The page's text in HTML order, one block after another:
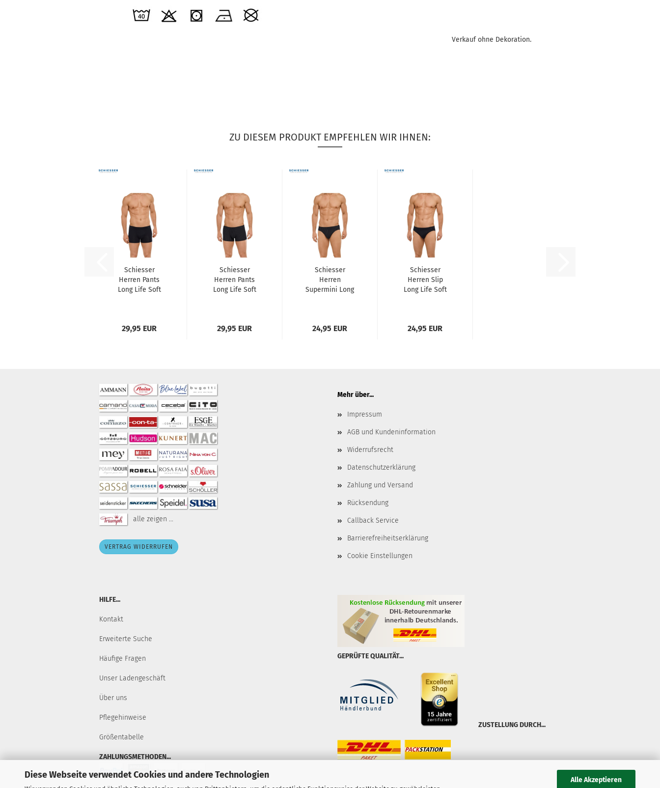
Diese Webseite verwendet Cookies und andere Technologien Alle Akzeptieren
Verkauf ohne Dekoration.
ZU DIESEM PRODUKT EMPFEHLEN WIR IHNEN:
Schiesser
Herren Pants
Long Life Soft
29,95 EUR
Schiesser
Herren Pants
Long Life Soft
29,95 EUR
Schiesser
Herren
Supermini Long
24,95 EUR
Schiesser
Herren Slip
Long Life Soft
24,95 EUR
alle zeigen ...
VERTRAG WIDERRUFEN
Mehr über...
Impressum
AGB und Kundeninformation
Widerrufsrecht
Datenschutzerklärung
Zahlung und Versand
Rücksendung
Callback Service
Barrierefreiheitserklärung
Cookie Einstellungen
HILFE...
Kontakt
Erweiterte Suche
Häufige Fragen
Unser Ladengeschäft
Über uns
Pflegehinweise
Größentabelle
ZAHLUNGSMETHODEN...
GEPRÜFTE QUALITÄT...
ZUSTELLUNG DURCH...